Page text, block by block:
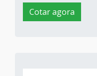
Cotar agora